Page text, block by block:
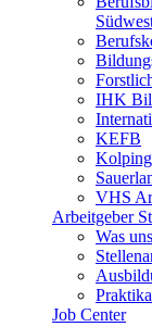
IHK
KEFB
VHS
Arbeitgeber
Was
Praktika
Job Center